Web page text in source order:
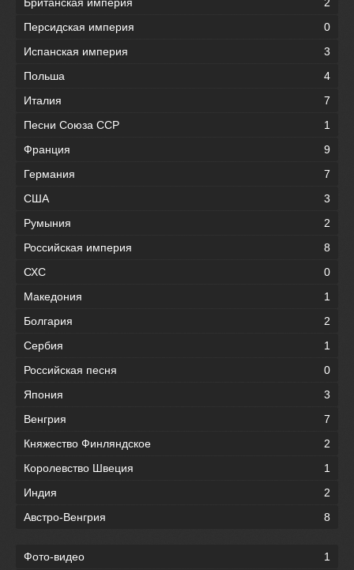
Персидская империя
0
Испанская империя
3
Польша
4
Италия
7
Песни Союза ССР
1
Франция
9
Германия
7
США
3
Румыния
2
Российская империя
8
СХС
0
Македония
1
Болгария
2
Сербия
1
Российская песня
0
Япония
3
Венгрия
7
Княжество Финляндское
2
Королевство Швеция
1
Индия
2
Австро-Венгрия
8
Фото-видео
1